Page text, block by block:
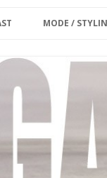
MODE /
MY MODEL
OUTFIT
MY OUTFIT
GROSSE